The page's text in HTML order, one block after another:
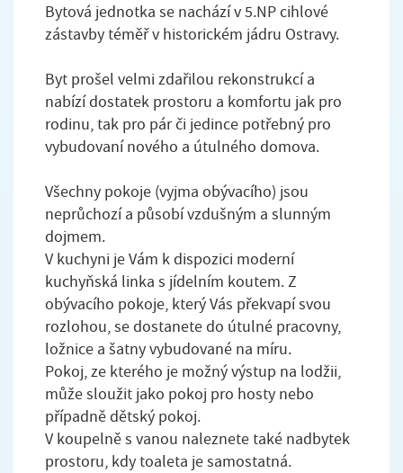
Bytová jednotka se nachází v 5.NP cihlové
zástavby téměř v historickém jádru Ostravy.
Byt prošel velmi zdařilou rekonstrukcí a
nabízí dostatek prostoru a komfortu jak pro
rodinu, tak pro pár či jedince potřebný pro
vybudovaní nového a útulného domova.
Všechny pokoje (vyjma obývacího) jsou
neprůchozí a působí vzdušným a slunným
dojmem.
V kuchyni je Vám k dispozici moderní
kuchyňská linka s jídelním koutem. Z
obývacího pokoje, který Vás překvapí svou
rozlohou, se dostanete do útulné pracovny,
ložnice a šatny vybudované na míru.
Pokoj, ze kterého je možný výstup na lodžii,
může sloužit jako pokoj pro hosty nebo
případně dětský pokoj.
V koupelně s vanou naleznete také nadbytek
prostoru, kdy toaleta je samostatná.